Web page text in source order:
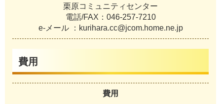
栗原コミュニティセンター
電話/FAX：046-257-7210
e-メール ：kurihara.cc@jcom.home.ne.jp
費用
費用